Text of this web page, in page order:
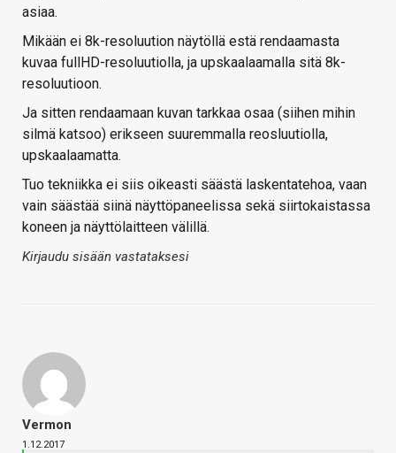
asiaa.
Mikään ei 8k-resoluution näytöllä estä rendaamasta
kuvaa fullHD-resoluutiolla, ja upskaalaamalla sitä 8k-
resoluutioon.
Ja sitten rendaamaan kuvan tarkkaa osaa (siihen mihin
silmä katsoo) erikseen suuremmalla reosluutiolla,
upskaalaamatta.
Tuo tekniikka ei siis oikeasti säästä laskentatehoa, vaan
vain säästää siinä näyttöpaneelissa sekä siirtokaistassa
koneen ja näyttölaitteen välillä.
Kirjaudu sisään vastataksesi
Vermon
1.12.2017